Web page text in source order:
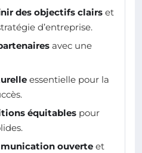
des objectifs clairs et
d’entreprise.
avec une
essentielle pour la
équitables pour
ouverte et